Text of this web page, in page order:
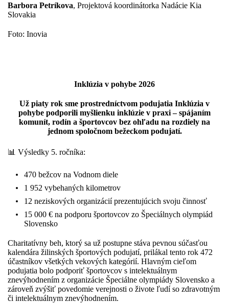
Barbora Petríkova, Projektová koordinátorka Nadácie Kia
Slovakia
Foto: Inovia
Inklúzia v pohybe 2026
Už piaty rok sme prostredníctvom podujatia Inklúzia v
pohybe podporili myšlienku inklúzie v praxi – spájaním
komunít, rodín a športovcov bez ohľadu na rozdiely na
jednom spoločnom bežeckom podujatí.
📊 Výsledky 5. ročníka:
470 bežcov na Vodnom diele
1 952 vybehaných kilometrov
12 neziskových organizácií prezentujúcich svoju činnosť
15 000 € na podporu športovcov zo Špeciálnych olympiád
Slovensko
Charitatívny beh, ktorý sa už postupne stáva pevnou súčasťou
kalendára žilinských športových podujatí, prilákal tento rok 472
účastníkov všetkých vekových kategórií. Hlavným cieľom
podujatia bolo podporiť športovcov s intelektuálnym
znevýhodnením z organizácie Špeciálne olympiády Slovensko a
zároveň zvýšiť povedomie verejnosti o živote ľudí so zdravotným
či intelektuálnym znevýhodnením.